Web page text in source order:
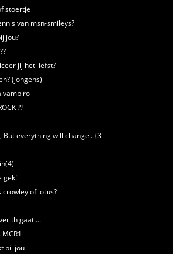
stoertje
van msn-smileys?
jou?
jij het liefst?
(jongens)
vampiro
??
But everything will change.. {3
gek!
crowley of lotus?
th gaat....
bij jou